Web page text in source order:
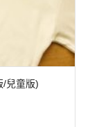
/兒童版)